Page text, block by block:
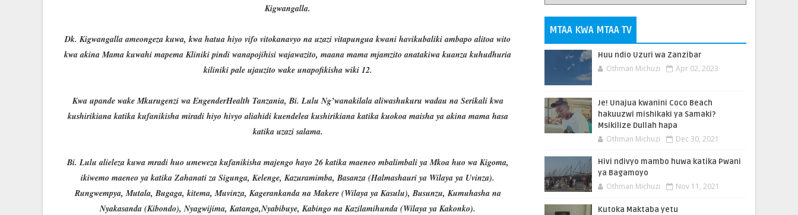
Kigwangalla.
Dk. Kigwangalla ameongeza kuwa, kwa hatua hiyo vifo vitokanavyo na uzazi vitapungua kwani havikubaliki ambapo alitoa wito
kwa akina Mama kuwahi mapema Kliniki pindi wanapojihisi wajawazito, maana mama mjamzito anatakiwa kuanza kuhudhuria
kiliniki pale ujauzito wake unapofikisha wiki 12.
Kwa upande wake Mkurugenzi wa EngenderHealth Tanzania, Bi. Lulu Ng’wanakilala aliwashukuru wadau na Serikali kwa
kushirikiana katika kufanikisha miradi hiyo hivyo aliahidi kuendelea kushirikiana katika kuokoa maisha ya akina mama hasa
katika uzazi salama.
Bi. Lulu alieleza kuwa mradi huo umeweza kufanikisha majengo hayo 26 katika maeneo mbalimbali ya Mkoa huo wa Kigoma,
ikiwemo maeneo ya katika Zahanati za Sigunga, Kelenge, Kazuramimba, Basanza (Halmashauri ya Wilaya ya Uvinza).
Rungwempya, Mutala, Bugaga, kitema, Muvinza, Kagerankanda na Makere (Wilaya ya Kasulu), Busunzu, Kumuhasha na
Nyakasanda (Kibondo), Nyagwijima, Katanga,Nyabibuye, Kabingo na Kazilamihunda (Wilaya ya Kakonko).
MTAA KWA MTAA TV
Huu ndio Uzuri wa Zanzibar
Othman Michuzi Apr 02, 2023
Je! Unajua kwanini Coco Beach
hakuuzwi mishikaki ya Samaki?
Msikilize Dullah hapa
Othman Michuzi Dec 30, 2021
Hivi ndivyo mambo huwa katika Pwani
ya Bagamoyo
Othman Michuzi Nov 11, 2021
Kutoka Maktaba yetu